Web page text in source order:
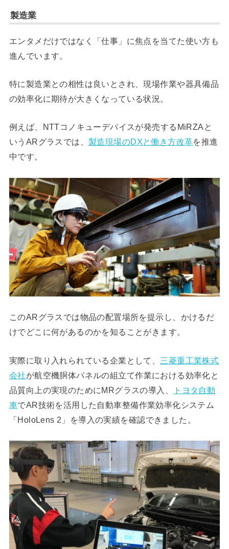
製造業
エンタメだけではなく「仕事」に焦点を当てた使い方も
進んでいます。
特に製造業との相性は良いとされ、現場作業や器具備品
の効率化に期待が大きくなっている状況。
例えば、NTTコノキューデバイスが発売するMiRZAと
いうARグラスでは、製造現場のDXと働き方改革を推進
中です。
このARグラスでは物品の配置場所を提示し、かけるだ
けでどこに何があるのかを知ることがきます。
実際に取り入れられている企業として、 三菱重工業株式
会社が航空機胴体パネルの組立て作業における効率化と
品質向上の実現のためにMRグラスの導入、
トヨタ自動
車でAR技術を活用した自動車整備作業効率化システム
「HoloLens 2」を導入の実績を確認できました。